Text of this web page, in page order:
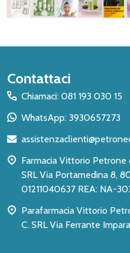
Inizio
del
piè
pagina
Contattaci
Chiamaci: 081 193 030 15
WhatsApp: 3930657273
Farmacia Vittorio
SRL Via Portamedina 8, 80134 - Napoli NA P.IVA:
01211040637 REA: NA-
Parafarmacia Vittorio
C. SRL Via Ferrante